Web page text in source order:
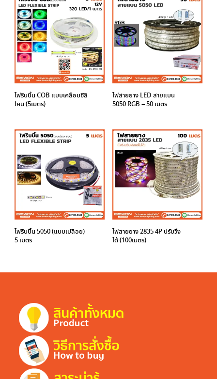
ไฟริบบิ้น COB แบบเคลือบซิลิ
โคน (5เมตร)
ไฟสายยาง LED สายแบน
5050 RGB – 50 เมตร
ไฟริบบิ้น 5050 (แบบเปลือย)
5 เมตร
ไฟสายยาง 2835 4P ปรับวิ่ง
ได้ (100เมตร)